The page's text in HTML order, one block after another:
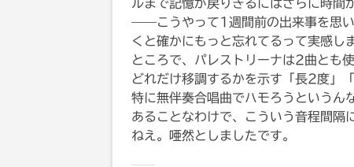
ルまで記憶が戻りきるにはさらに時間
——こうやって1週間前の出来事を思
くと確かにもっと忘れてるって実感し
ところで、パレストリーナは2曲とも
どれだけ移調するかを示す「長2度」
特に無伴奏合唱曲でハモろうというん
あることなわけで、こういう音程間隔
ねえ。唖然としましたです。